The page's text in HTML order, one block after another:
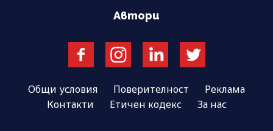
Автори
Общи условия Поверителност
Реклама
Контакти
Етичен кодекс За нас